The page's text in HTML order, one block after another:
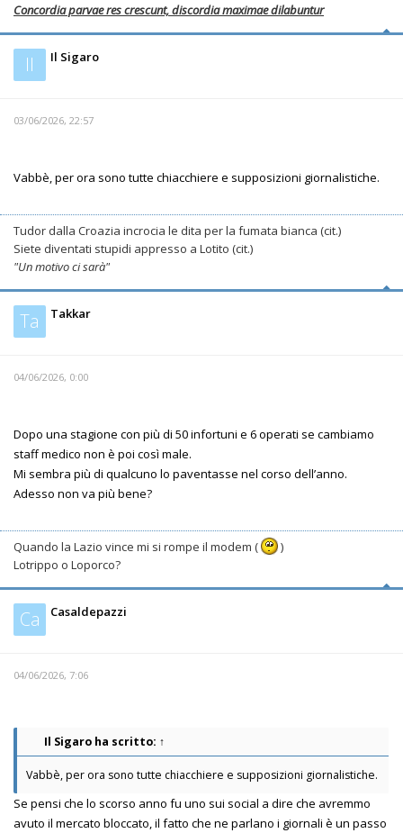
Concordia parvae res crescunt, discordia maximae dilabuntur
Il Il Sigaro
03/06/2026, 22:57
Vabbè, per ora sono tutte chiacchiere e supposizioni giornalistiche.
Tudor dalla Croazia incrocia le dita per la fumata bianca (cit.)
Siete diventati stupidi appresso a Lotito (cit.)
"Un motivo ci sarà"
Ta Takkar
04/06/2026, 0:00
Dopo una stagione con più di 50 infortuni e 6 operati se cambiamo
staff medico non è poi così male.
Mi sembra più di qualcuno lo paventasse nel corso dell’anno.
Adesso non va più bene?
Quando la Lazio vince mi si rompe il modem (
)
Lotrippo o Loporco?
Ca Casaldepazzi
04/06/2026, 7:06
Il Sigaro ha scritto: ↑
Vabbè, per ora sono tutte chiacchiere e supposizioni giornalistiche.
Se pensi che lo scorso anno fu uno sui social a dire che avremmo
avuto il mercato bloccato, il fatto che ne parlano i giornali è un passo